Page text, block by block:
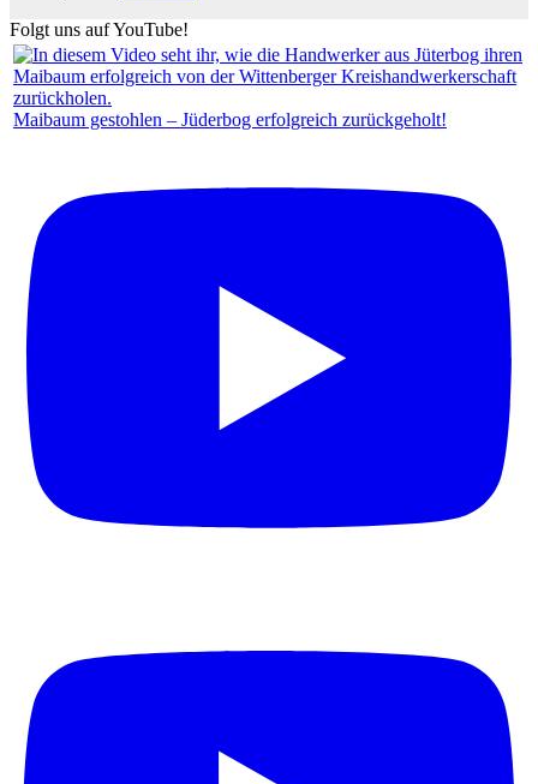
Folgt uns auf YouTube!
Maibaum gestohlen – Jüderbog erfolgreich zurückgeholt!